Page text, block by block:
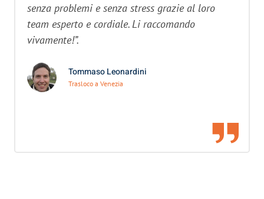
senza problemi e senza stress grazie al loro
team esperto e cordiale. Li raccomando
vivamente!”.
Tommaso Leonardini
Trasloco a Venezia